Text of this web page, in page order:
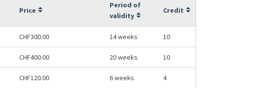
Price
Period of
validity
Credit
CHF300.00 14 weeks 10
CHF400.00 20 weeks 10
CHF120.00 6 weeks 4